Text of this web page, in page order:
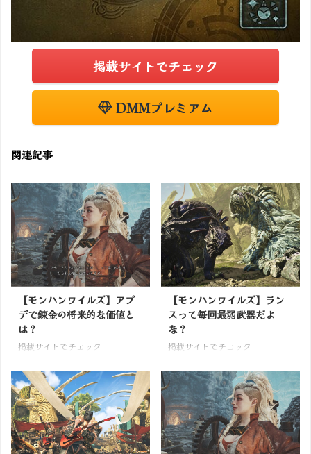
掲載サイトでチェック
DMMプレミアム
関連記事
【モンハンワイルズ】アプ
デで錬金の将来的な価値と
は？
掲載サイトでチェック
【モンハンワイルズ】ラン
スって毎回最弱武器だよ
な？
掲載サイトでチェック